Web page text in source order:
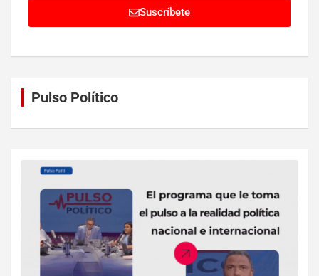
Suscríbete
Pulso Político